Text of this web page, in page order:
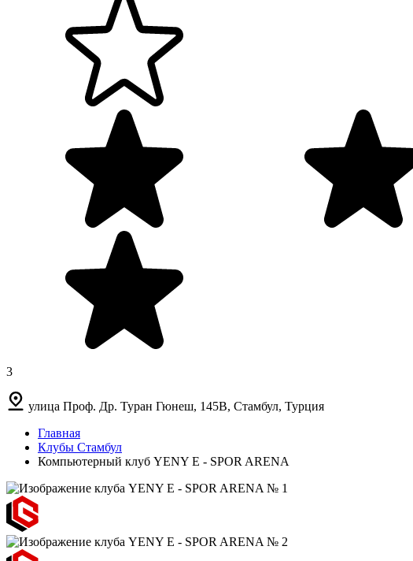
3
улица Проф. Др. Туран Гюнеш, 145B, Стамбул, Турция
Главная
Клубы Стамбул
Компьютерный клуб YENY E - SPOR ARENA